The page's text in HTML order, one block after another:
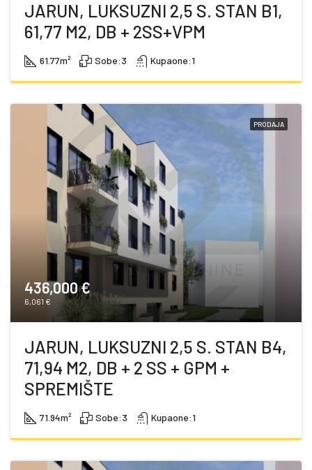
JARUN, LUKSUZNI 2,5 S. STAN B1,
61,77 M2, DB + 2SS+VPM
61.77m² Sobe:3 Kupaone:1
PRODAJA
436,000 €
6,061 €
JARUN, LUKSUZNI 2,5 S. STAN B4,
71,94 M2, DB + 2 SS + GPM +
SPREMIŠTE
71.94m² Sobe:3 Kupaone:1